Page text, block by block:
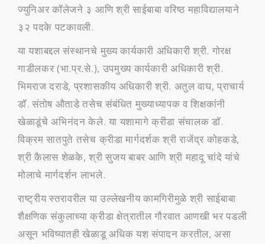
ज्युनिअर कॉलेजने ३ आणि श्री साईबाबा वरिष्ठ महाविद्यालयाने
३२ पदके पटकावली.
या यशाबद्दल संस्थानचे मुख्य कार्यकारी अधिकारी श्री. गोरक्ष
गाडीलकर (भा.प्र.से.), उपमुख्य कार्यकारी अधिकारी श्री.
भिमराज दराडे, प्रशासकीय अधिकारी श्री. अतुल वाघ, प्राचार्य
डॉ. संतोष औताडे तसेच संबंधित मुख्याध्यापक व शिक्षकांनी
खेळाडूंचे अभिनंदन केले. या यशामागे क्रीडा संचालक डॉ.
विक्रम सातपुते तसेच क्रीडा मार्गदर्शक श्री राजेंद्र कोहकडे,
श्री कैलास शेळके, श्री सुजय बाबर आणि श्री महादू चांदे यांचे
मोलाचे मार्गदर्शन लाभले.
राष्ट्रीय स्तरावरील या उल्लेखनीय कामगिरीमुळे श्री साईबाबा
शैक्षणिक संकुलाच्या क्रीडा क्षेत्रातील गौरवात आणखी भर पडली
असून भविष्यातही खेळाडू अधिक यश संपादन करतील, असा